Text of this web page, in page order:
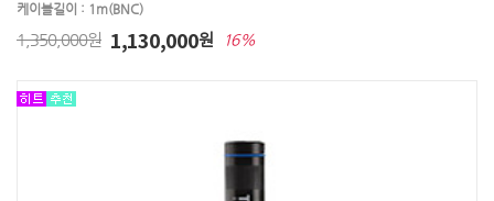
케이블길이 : 1m(BNC)
1,350,000원 1,130,000원 16%